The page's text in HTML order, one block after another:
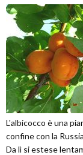
L'albicocco è una
confine con la
Da lì si estese